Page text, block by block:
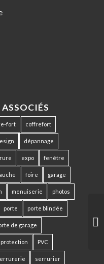
fort coffrefort
dépannage
expo fenêtre
foire garage
menuiserie photos
porte porte blindée
de garage
protection PVC
serrurier